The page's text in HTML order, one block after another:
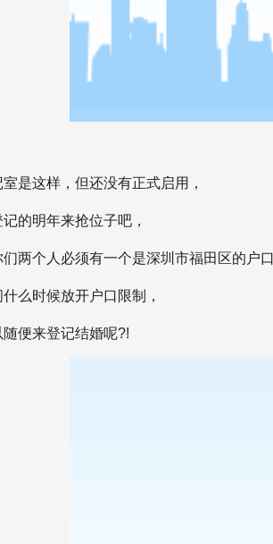
这样，但还没有正式启用，
明年来抢位子吧，
个人必须有一个是深圳市福田区的户
时候放开户口限制，
来登记结婚呢?!